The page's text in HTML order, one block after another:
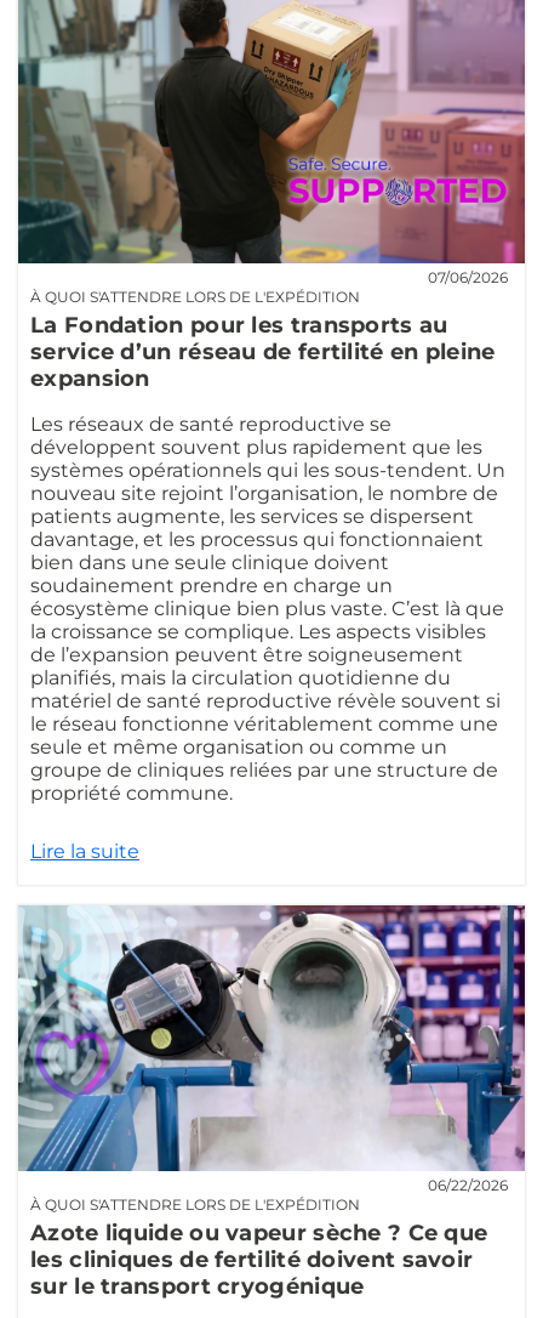
À QUOI S'ATTENDRE LORS DE L'EXPÉDITION
07/06/2026
La Fondation pour les transports au
service d’un réseau de fertilité en pleine
expansion
Les réseaux de santé reproductive se
développent souvent plus rapidement que les
systèmes opérationnels qui les sous-tendent. Un
nouveau site rejoint l’organisation, le nombre de
patients augmente, les services se dispersent
davantage, et les processus qui fonctionnaient
bien dans une seule clinique doivent
soudainement prendre en charge un
écosystème clinique bien plus vaste. C’est là que
la croissance se complique. Les aspects visibles
de l’expansion peuvent être soigneusement
planifiés, mais la circulation quotidienne du
matériel de santé reproductive révèle souvent si
le réseau fonctionne véritablement comme une
seule et même organisation ou comme un
groupe de cliniques reliées par une structure de
propriété commune.
Lire la suite
À QUOI S'ATTENDRE LORS DE L'EXPÉDITION
06/22/2026
Azote liquide ou vapeur sèche ? Ce que
les cliniques de fertilité doivent savoir
sur le transport cryogénique